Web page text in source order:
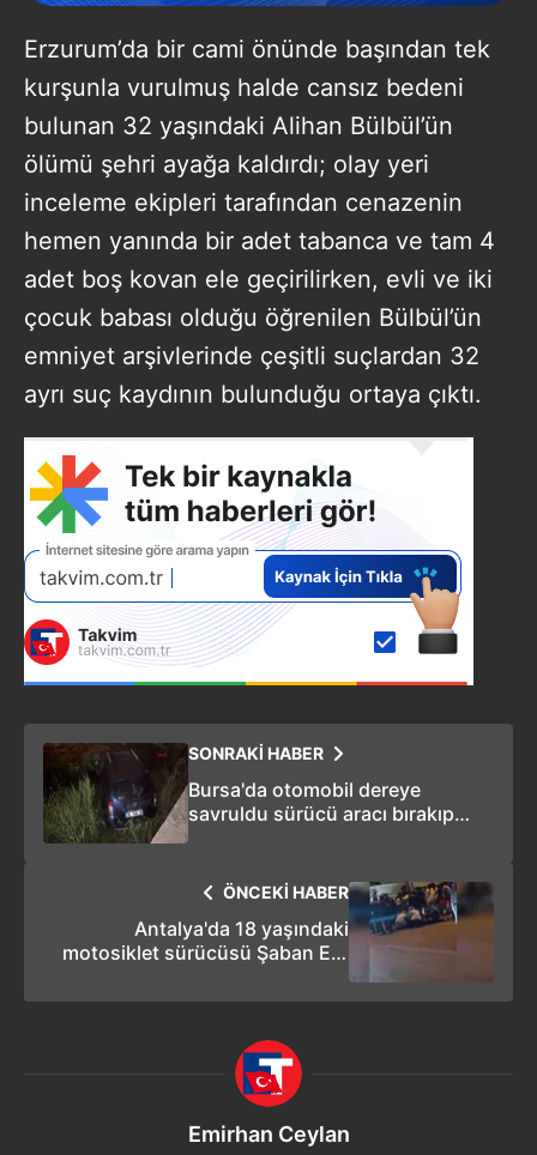
Erzurum’da bir cami önünde başından tek
kurşunla vurulmuş halde cansız bedeni
bulunan 32 yaşındaki Alihan Bülbül’ün
ölümü şehri ayağa kaldırdı; olay yeri
inceleme ekipleri tarafından cenazenin
hemen yanında bir adet tabanca ve tam 4
adet boş kovan ele geçirilirken, evli ve iki
çocuk babası olduğu öğrenilen Bülbül’ün
emniyet arşivlerinde çeşitli suçlardan 32
ayrı suç kaydının bulunduğu ortaya çıktı.
SONRAKİ HABER
Bursa'da otomobil dereye
savruldu sürücü aracı bırakıp
ÖNCEKİ HABER
Antalya'da 18 yaşındaki
motosiklet sürücüsü Şaban Efe
Emirhan Ceylan